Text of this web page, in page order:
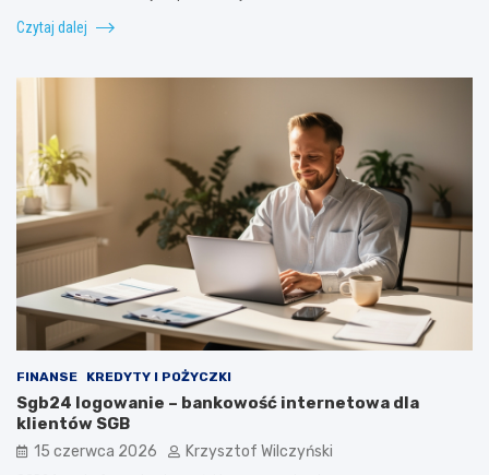
Czytaj dalej
FINANSE KREDYTY I POŻYCZKI
Sgb24 logowanie – bankowość internetowa dla
klientów SGB
15 czerwca 2026 Krzysztof Wilczyński